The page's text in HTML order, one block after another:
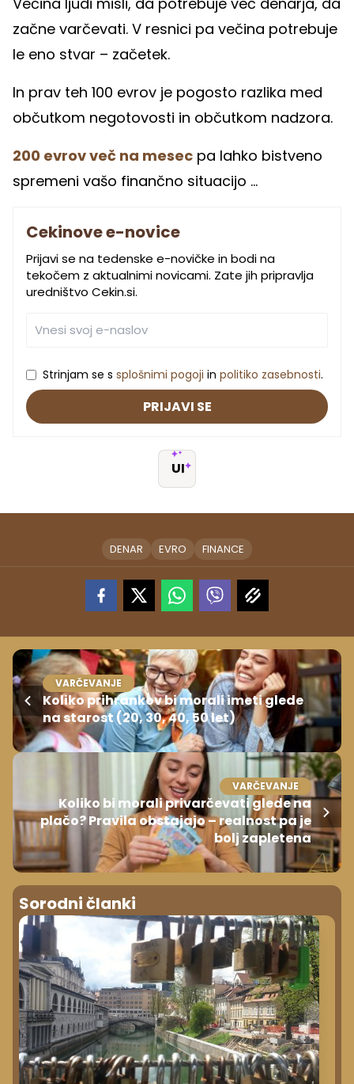
začne varčevati. V resnici pa večina potrebuje
le eno stvar – začetek.
In prav teh 100 evrov je pogosto razlika med
občutkom negotovosti in občutkom nadzora.
200 evrov več na mesec pa lahko bistveno
spremeni vašo finančno situacijo ...
Cekinove e-novice
Prijavi se na tedenske e-novičke in bodi na
tekočem z aktualnimi novicami. Zate jih pripravlja
uredništvo Cekin.si.
Strinjam se s splošnimi pogoji in politiko zasebnosti.
PRIJAVI SE
UI
DENAR EVRO FINANCE
VARČEVANJE
Koliko prihrankov bi morali imeti glede
na starost (20, 30, 40, 50 let)
VARČEVANJE
Koliko bi morali privarčevati glede na
plačo? Pravila obstajajo – realnost pa je
bolj zapletena
Sorodni članki